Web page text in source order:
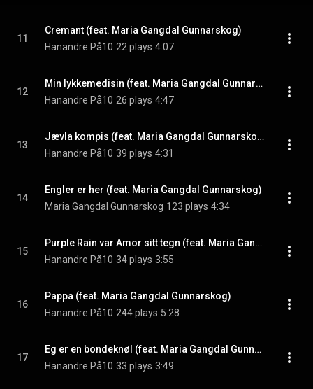
11
Cremant (feat. Maria Gangdal Gunnarskog)
Hanandre På10 22 plays 4:07
12
Min lykkemedisin (feat. Maria Gangdal Gunnarskog)
Hanandre På10 26 plays 4:47
13
Jævla kompis (feat. Maria Gangdal Gunnarskog)
Hanandre På10 39 plays 4:31
14
Engler er her (feat. Maria Gangdal Gunnarskog)
Maria Gangdal Gunnarskog 123 plays 4:34
15
Purple Rain var Amor sitt tegn (feat. Maria Gangdal Gunnarskog)
Hanandre På10 34 plays 3:55
16
Pappa (feat. Maria Gangdal Gunnarskog)
Hanandre På10 244 plays 5:28
17
Eg er en bondeknøl (feat. Maria Gangdal Gunnarskog)
Hanandre På10 33 plays 3:49